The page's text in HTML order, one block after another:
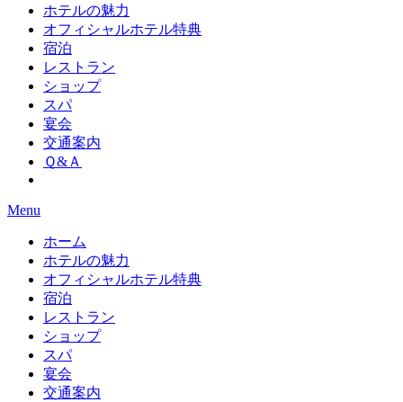
ホテルの魅力
オフィシャルホテル特典
宿泊
レストラン
ショップ
スパ
宴会
交通案内
Ｑ&Ａ
Menu
ホーム
ホテルの魅力
オフィシャルホテル特典
宿泊
レストラン
ショップ
スパ
宴会
交通案内